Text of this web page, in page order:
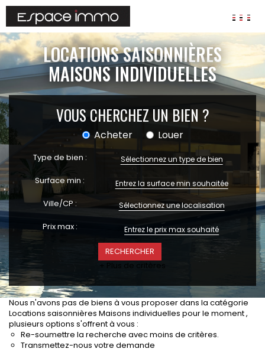
AGENCES
ANNONCES
IMMOBILIER D'ENTREPRISE
Locaux commerciaux
Bureaux
Fonds de commerces
FAIRE GÉRER
Gestion locative
Garantie Loyers impayés
Assurances
SYNDIC
CONTACT
RECRUTEMENT
SERVICES
Actualités
Partenaires
LOCATIONS SAISONNIÈRES
MAISONS INDIVIDUELLES
VOUS CHERCHEZ UN BIEN ?
Acheter Louer
Type de bien : Sélectionnez un type de bien
Surface min :
Ville/CP : Sélectionnez une localisation
Prix max :
+ Plus de critères
Nous n'avons pas de biens à vous proposer dans la catégorie
Locations saisonnières Maisons individuelles pour le moment ,
plusieurs options s'offrent à vous :
Re-soumettre la recherche avec moins de critères.
Transmettez-nous votre demande